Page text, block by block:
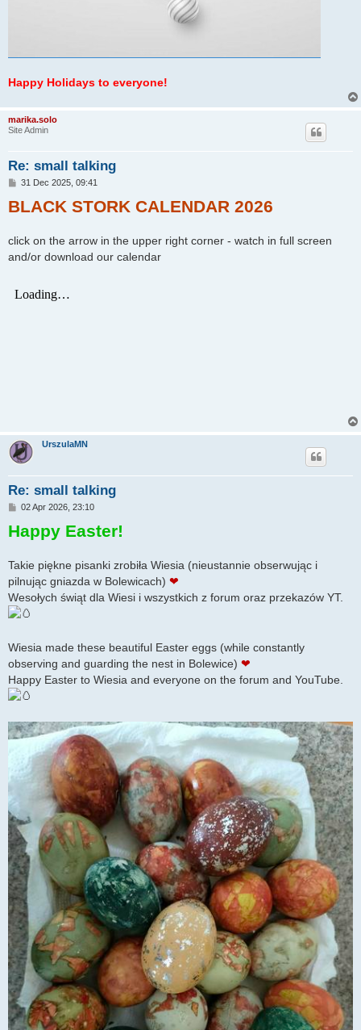
Happy Holidays to everyone!
marika.solo
Site Admin
Re: small talking
P
s
t
31 Dec 2025, 09:41
BLACK STORK CALENDAR 2026
click on the arrow in the upper right corner - watch in full screen
and/or download our calendar
UrszulaMN
Re: small talking
P
s
t
02 Apr 2026, 23:10
Happy Easter!
Takie piękne pisanki zrobiła Wiesia (nieustannie obserwując i
pilnując gniazda w Bolewicach) ❤
Wesołych świąt dla Wiesi i wszystkich z forum oraz przekazów YT.
Wiesia made these beautiful Easter eggs (while constantly
observing and guarding the nest in Bolewice) ❤
Happy Easter to Wiesia and everyone on the forum and YouTube.